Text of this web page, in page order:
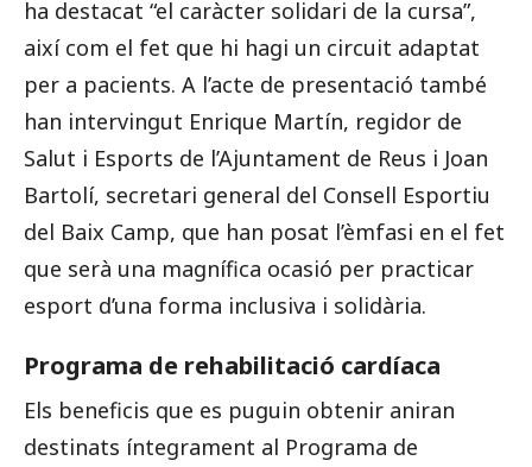
ha destacat “el caràcter solidari de la cursa”,
així com el fet que hi hagi un circuit adaptat
per a pacients. A l’acte de presentació també
han intervingut Enrique Martín, regidor de
Salut i Esports de l’Ajuntament de Reus i Joan
Bartolí, secretari general del Consell Esportiu
del Baix Camp, que han posat l’èmfasi en el fet
que serà una magnífica ocasió per practicar
esport d’una forma inclusiva i solidària.
Programa de rehabilitació cardíaca
Els beneficis que es puguin obtenir aniran
destinats íntegrament al Programa de